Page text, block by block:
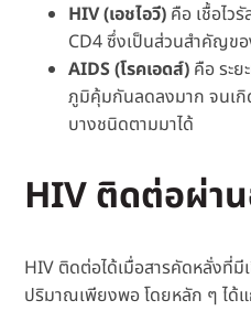
HIV (เอชไอวี) คือ เชื้อไว
CD4 ซึ่งเป็นส่วนสำคัญข
AIDS (โรคเอดส์) คือ ระ
ภูมิคุ้มกันลดลงมาก จนเกิ
บางชนิดตามมาได้
HIV ติดต่อผ่าน
HIV ติดต่อได้เมื่อสารคัดหลั่งที่มี
ปริมาณเพียงพอ โดยหลัก ๆ ได้